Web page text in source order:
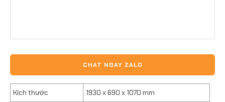
CHAT NGAY ZALO
Kích thước
1930 x 690 x 1070 mm